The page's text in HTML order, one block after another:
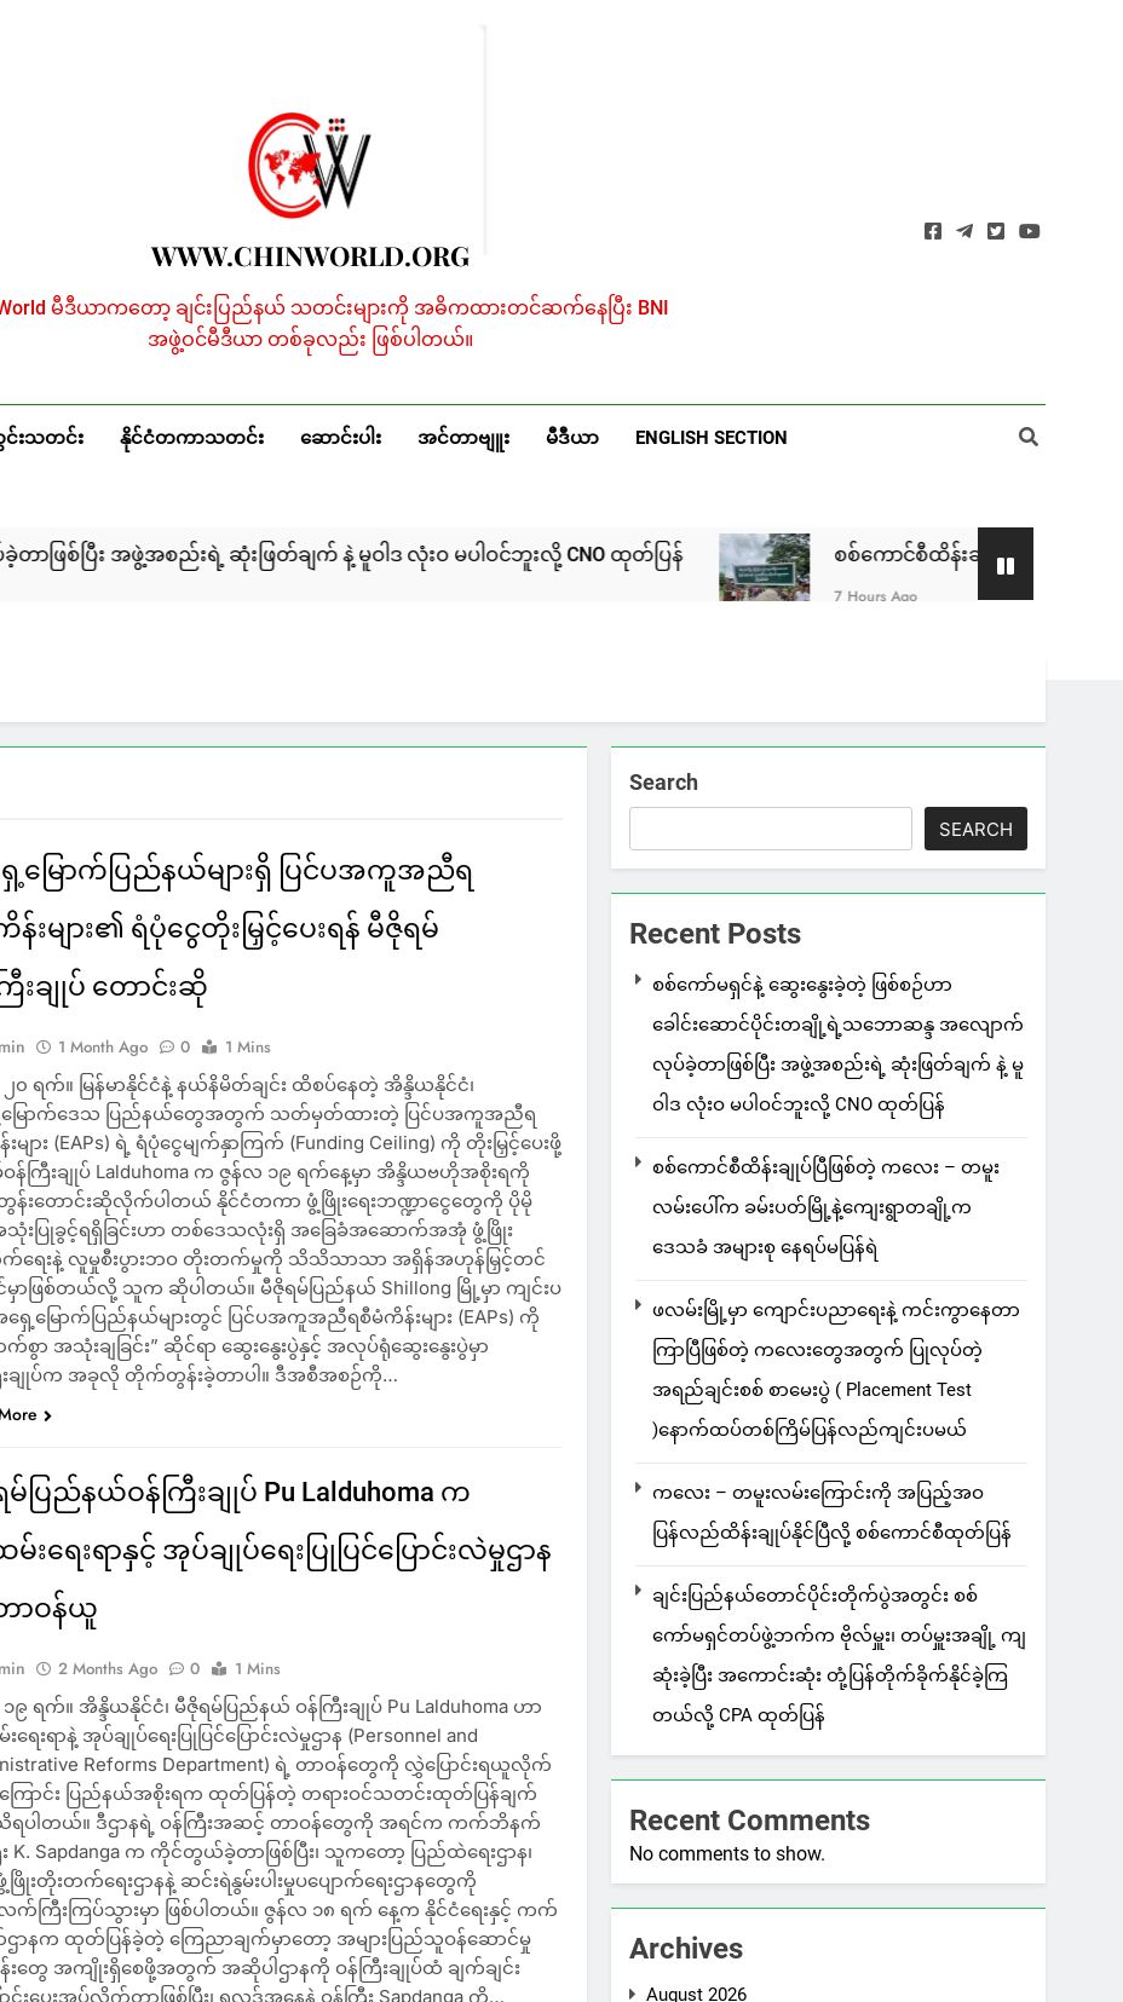
WWW.CHINWORLD.ORG
World မီဒီယာကတော့ ချင်းပြည်နယ် သတင်းများကို အဓိကထားတင်ဆက်နေပြီး BNI
အဖွဲ့ဝင်မီဒီယာ တစ်ခုလည်း ဖြစ်ပါတယ်။
င်းသတင်း နိုင်ငံတကာသတင်း ဆောင်းပါး အင်တာဗျူး မီဒီယာ ENGLISH SECTION
ည်းရဲ့ ဆုံးဖြတ်ချက် နဲ့ မူဝါဒ လုံးဝ မပါဝင်ဘူးလို့ CNO ထုတ်ပြန် စစ်ကောင်စီထိန်းချုပ်ပြီဖြစ်တဲ့ ကလေး – တမူးလမ်း
7 Hours Ago
မြောက်ပြည်နယ်များရှိ ပြင်ပအကူအညီရ
န်းများ၏ ရံပုံငွေတိုးမြှင့်ပေးရန် မီဇိုရမ်
ြီးချုပ် တောင်းဆို
1 Month Ago 0
1 Mins
၀ ရက်။ မြန်မာနိုင်ငံနဲ့ နယ်နိမိတ်ချင်း ထိစပ်နေတဲ့ အိန္ဒိယနိုင်ငံ၊
ြောက်ဒေသ ပြည်နယ်တွေအတွက် သတ်မှတ်ထားတဲ့ ပြင်ပအကူအညီရ
များ (EAPs) ရဲ့ ရံပုံငွေမျက်နှာကြက် (Funding Ceiling) ကို တိုးမြှင့်ပေးဖို့
ဝန်ကြီးချုပ် Lalduhoma က ဇွန်လ ၁၉ ရက်နေ့မှာ အိန္ဒိယဗဟိုအစိုးရကို
းတောင်းဆိုလိုက်ပါတယ် နိုင်ငံတကာ ဖွံ့ဖြိုးရေးဘဏ္ဍာငွေတွေကို ပိုမို
းပြုခွင့်ရရှိခြင်းဟာ တစ်ဒေသလုံးရှိ အခြေခံအဆောက်အအုံ ဖွံ့ဖြိုး
ရေးနဲ့ လူမှုစီးပွားဘဝ တိုးတက်မှုကို သိသိသာသာ အရှိန်အဟုန်မြှင့်တင်
င်မှာဖြစ်တယ်လို့ သူက ဆိုပါတယ်။ မီဇိုရမ်ပြည်နယ် Shillong မြို့မှာ ကျင်းပ
ေ့မြောက်ပြည်နယ်များတွင် ပြင်ပအကူအညီရစီမံကိန်းများ (EAPs) ကို
စွာ အသုံးချခြင်း” ဆိုင်ရာ ဆွေးနွေးပွဲနှင့် အလုပ်ရုံဆွေးနွေးပွဲမှာ
းချုပ်က အခုလို တိုက်တွန်းခဲ့တာပါ။ ဒီအစီအစဉ်ကို…
မ်ပြည်နယ်ဝန်ကြီးချုပ် Pu Lalduhoma က
းရေးရာနှင့် အုပ်ချုပ်ရေးပြုပြင်ပြောင်းလဲမှုဌာန
ာဝန်ယူ
2 Months Ago 0
1 Mins
၉ ရက်။ အိန္ဒိယနိုင်ငံ၊ မီဇိုရမ်ပြည်နယ် ဝန်ကြီးချုပ် Pu Lalduhoma ဟာ
ရေးရာနဲ့ အုပ်ချုပ်ရေးပြုပြင်ပြောင်းလဲမှုဌာန (Personnel and
Reforms Department) ရဲ့ တာဝန်တွေကို လွှဲပြောင်းရယူလိုက်
စ်ကြောင်း ပြည်နယ်အစိုးရက ထုတ်ပြန်တဲ့ တရားဝင်သတင်းထုတ်ပြန်ချက်
ရပါတယ်။ ဒီဌာနရဲ့ ဝန်ကြီးအဆင့် တာဝန်တွေကို အရင်က ကက်ဘိနက်
K. Sapdanga က ကိုင်တွယ်ခဲ့တာဖြစ်ပြီး၊ သူကတော့ ပြည်ထဲရေးဌာန၊
ဖွံ့ဖြိုးတိုးတက်ရေးဌာနနဲ့ ဆင်းရဲနွမ်းပါးမှုပပျောက်ရေးဌာနတွေကို
ကြီးကြပ်သွားမှာ ဖြစ်ပါတယ်။ ဇွန်လ ၁၈ ရက် နေ့က နိုင်ငံရေးနှင့် ကက်
ာနက ထုတ်ပြန်ခဲ့တဲ့ ကြေညာချက်မှာတော့ အများပြည်သူဝန်ဆောင်မှု
းတွေ အကျိုးရှိစေဖို့အတွက် အဆိုပါဌာနကို ဝန်ကြီးချုပ်ထံ ချက်ချင်း
င်းပေးအပ်လိုက်တာဖြစ်ပြီး၊ ရလဒ်အနေနဲ့ ဝန်ကြီး Sapdanga ကို…
Search
SEARCH
Recent Posts
စစ်ကော်မရှင်နဲ့ ဆွေးနွေးခဲ့တဲ့ ဖြစ်စဉ်ဟာ
ခေါင်းဆောင်ပိုင်းတချို့ရဲ့သဘောဆန္ဒ အလျောက်
လုပ်ခဲ့တာဖြစ်ပြီး အဖွဲ့အစည်းရဲ့ ဆုံးဖြတ်ချက် နဲ့ မူ
ဝါဒ လုံးဝ မပါဝင်ဘူးလို့ CNO ထုတ်ပြန်
စစ်ကောင်စီထိန်းချုပ်ပြီဖြစ်တဲ့ ကလေး – တမူး
လမ်းပေါ်က ခမ်းပတ်မြို့နဲ့ကျေးရွာတချို့က
ဒေသခံ အများစု နေရပ်မပြန်ရဲ
ဖလမ်းမြို့မှာ ကျောင်းပညာရေးနဲ့ ကင်းကွာနေတာ
ကြာပြီဖြစ်တဲ့ ကလေးတွေအတွက် ပြုလုပ်တဲ့
အရည်ချင်းစစ် စာမေးပွဲ ( Placement Test
)နောက်ထပ်တစ်ကြိမ်ပြန်လည်ကျင်းပမယ်
ကလေး – တမူးလမ်းကြောင်းကို အပြည့်အဝ
ပြန်လည်ထိန်းချုပ်နိုင်ပြီလို့ စစ်ကောင်စီထုတ်ပြန်
ချင်းပြည်နယ်တောင်ပိုင်းတိုက်ပွဲအတွင်း စစ်
ကော်မရှင်တပ်ဖွဲ့ဘက်က ဗိုလ်မှူး၊ တပ်မှူးအချို့ ကျ
ဆုံးခဲ့ပြီး အကောင်းဆုံး တုံ့ပြန်တိုက်ခိုက်နိုင်ခဲ့ကြ
တယ်လို့ CPA ထုတ်ပြန်
Recent Comments
No comments to show.
Archives
August 2026